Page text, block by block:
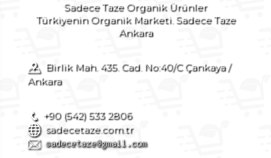
Sadece Taze Organik Ürünler
Türkiyenin Organik Marketi. Sadece Taze
Ankara
Birlik Mah. 435. Cad. No:40/C Çankaya /
Ankara
+90 (542) 533 2806
sadecetaze.com.tr